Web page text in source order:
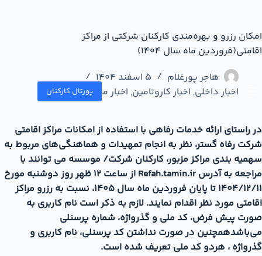
پورتال کارکنان
امکان رزرو و بهره‌مندی کارکنان شرکتی از مراکز
اقامتی(فروردین ماه سال 1404)
هاجر پورغلام
5 اسفند 1404
اخبار داخلی, اخبار کاروتامین, اخبار متفرقه,اسلاید
در راستای ارائه خدمات رفاهی با استفاده از امکانات مراکز اقامتی
شرکت رفاه گستر، نظر به انجام تمهیدات و هماهنگی‌های مربوط به
سهمیه بندی مراکز مزبور، کارکنان شرکت/ موسسه می توانند با
مراجعه به آدرس Refah.tamin.ir از ساعت 12 ظهر روز دوشنبه مورخ
1404/12/11 تا پایان فروردین ماه سال 1405، نسبت به رزرو مراکز
اقامتی مورد نظر اقدام نمایند. لازم به ذکر است نام کاربری به
صورت پیش فرض، کد ملی و گذرواژه، شماره پرسنلی
می‌باشدهمچنین در صورت نداشتن کد پرسنلی، نام کاربری و
گذرواژه ، هردو کد ملی تعریف شده است.